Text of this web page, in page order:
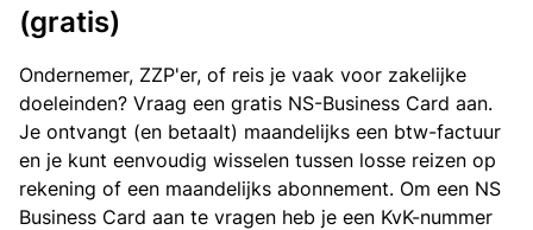
(gratis)
Ondernemer, ZZP'er, of reis je vaak voor zakelijke
doeleinden? Vraag een gratis NS-Business Card aan.
Je ontvangt (en betaalt) maandelijks een btw-factuur
en je kunt eenvoudig wisselen tussen losse reizen op
rekening of een maandelijks abonnement. Om een NS
Business Card aan te vragen heb je een KvK-nummer